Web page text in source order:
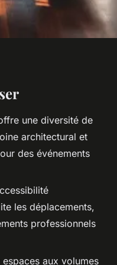
une salle
lecture
une diversité de
architectural et
des événements
les déplacements,
professionnels
espaces aux volumes